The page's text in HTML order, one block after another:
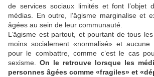
de services sociaux limités et font l’objet
médias. En outre, l’âgisme marginalise et
âgées au sein de leur communauté.
L’âgisme est partout, et pourtant de tous
moins socialement «normalisé» et aucune
pour le combattre, comme c’est le cas
sexisme. On le retrouve lorsque les
personnes âgées comme «fragiles» et